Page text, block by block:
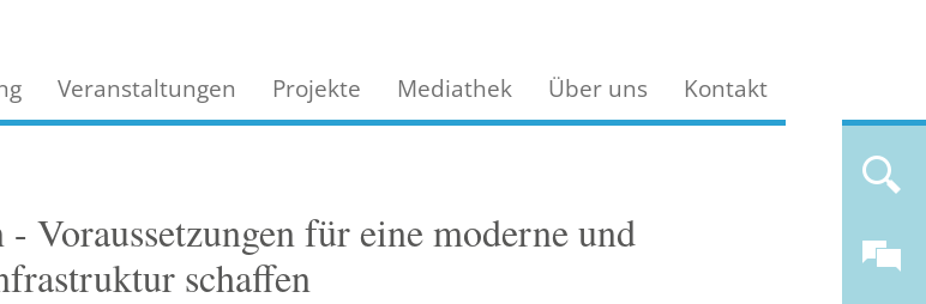
Veranstaltungen Projekte Mediathek Über uns Kontakt
Voraussetzungen für eine moderne und
schaffen